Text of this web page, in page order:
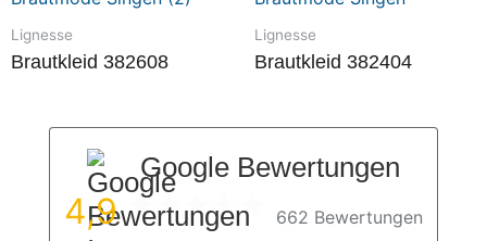
Lignesse
Brautkleid 382608
Lignesse
Brautkleid 382404
Google Bewertungen
4,9 662 Bewertungen